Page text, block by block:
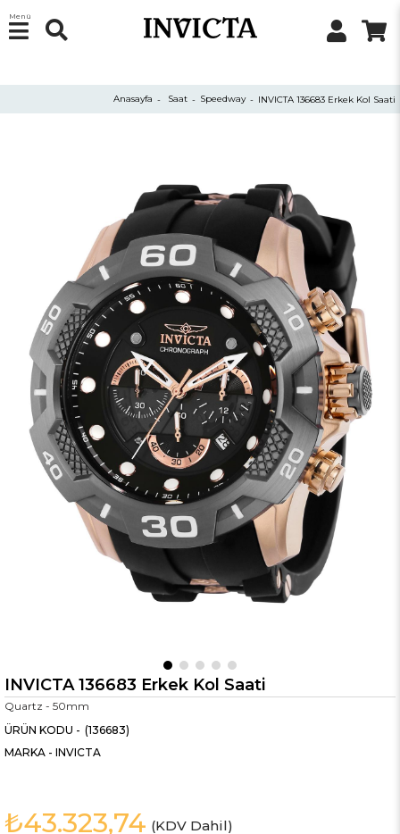
Menü
Anasayfa Saat Speedway INVICTA 136683 Erkek Kol Saati
INVICTA 136683 Erkek Kol Saati
Quartz - 50mm
(136683)
MARKA - INVICTA
₺43.323,74 (KDV Dahil)